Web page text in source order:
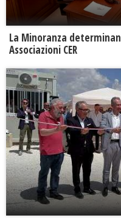
La Minoranza
Associazioni CER